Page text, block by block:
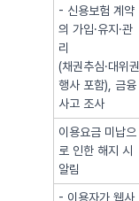
- 신용보험 계약
의 가입·유지·관
리
(채권추심·대위권
행사 포함), 금융
사고 조사
이용요금 미납으
로 인한 해지 시
알림
- 이용자가 웹사